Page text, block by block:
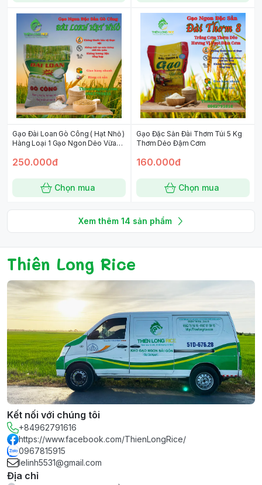
Gạo Đài Loan Gò Công ( Hạt Nhỏ )
Hàng Loại 1 Gạo Ngon Dẻo Vừa
250.000đ
Chọn mua
Gạo Đặc Sản Đài Thơm Túi 5 Kg
Thơm Dẻo Đậm Cơm
160.000đ
Chọn mua
Xem thêm 14 sản phẩm
Thiên Long Rice
Kết nối với chúng tôi
+84962791616
https://www.facebook.com/ThienLongRice/
0967815915
lelinh5531@gmail.com
Địa chỉ